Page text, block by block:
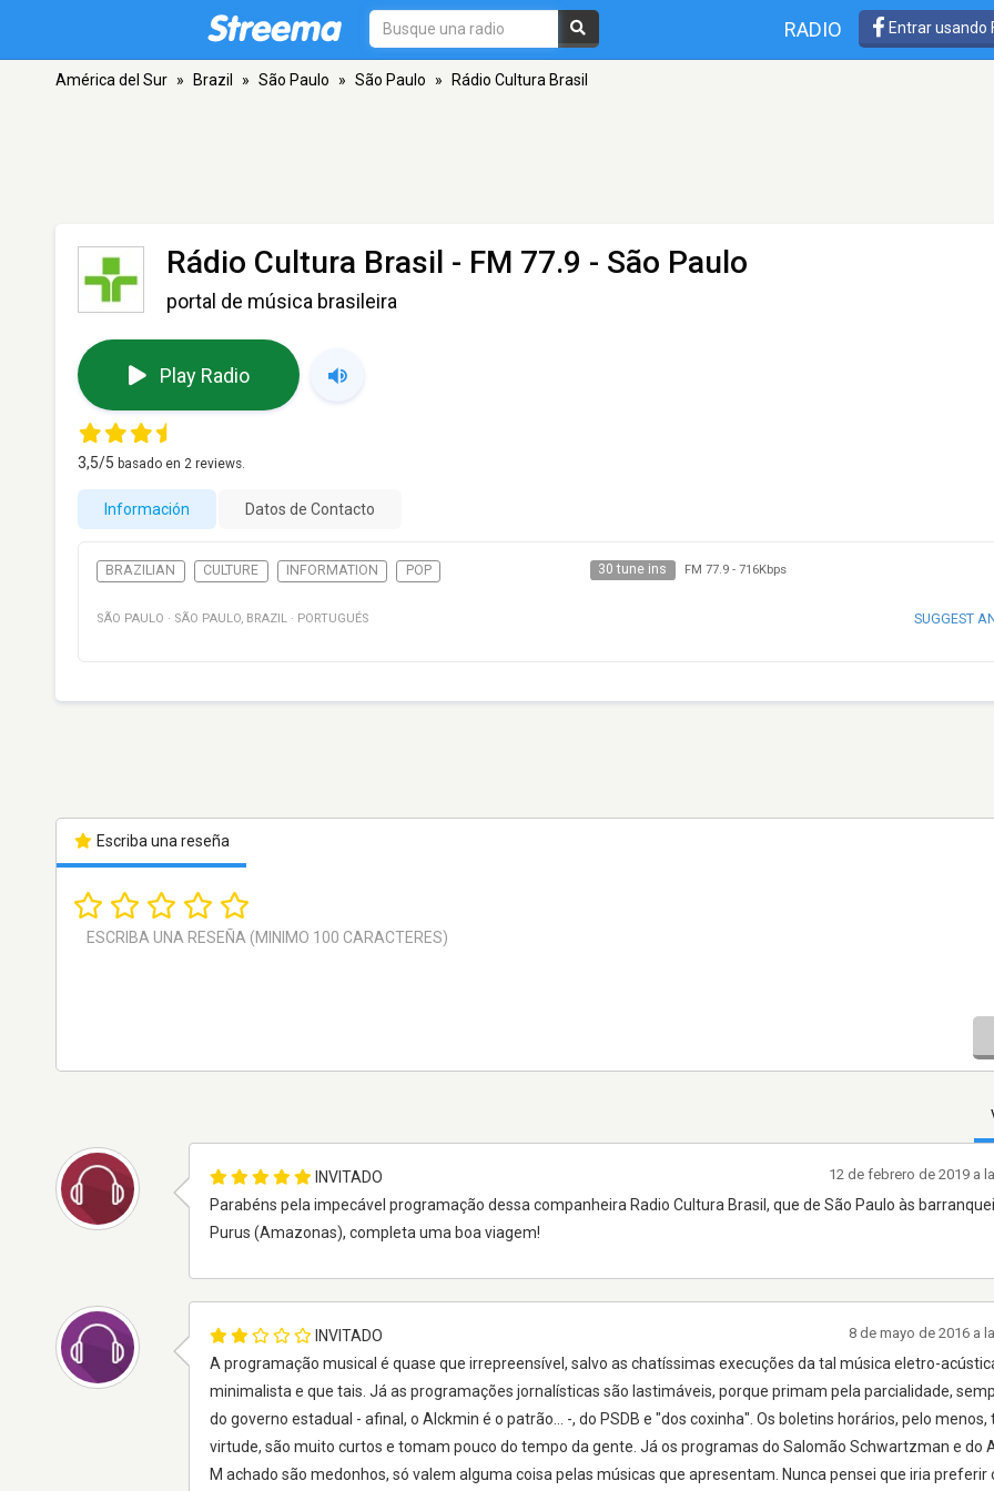
RADIO Entrar usando
América del Sur » Brazil » São Paulo » São Paulo » Rádio Cultura Brasil
Rádio Cultura Brasil - FM 77.9 - São Paulo
portal de música brasileira
Play Radio
3,5/5 basado en 2 reviews.
Información Datos de Contacto
BRAZILIAN CULTURE INFORMATION POP 30 tune ins FM 77.9- 716Kbps
SÃO PAULO · SÃO PAULO, BRAZIL · PORTUGUÉS SUGGEST
Escriba una reseña
INVITADO
Parabéns pela impecável programação dessa companheira Radio Cultura Brasil, que de São Paulo às
Purus (Amazonas), completa uma boa viagem!
12 de febrero de 2019 a
INVITADO
A programação musical é quase que irrepreensível, salvo as chatíssimas execuções da tal música eletro-
minimalista e que tais. Já as programações jornalísticas são lastimáveis, porque primam pela parcialidade,
do governo estadual - afinal, o Alckmin é o patrão... -, do PSDB e "dos coxinha". Os boletins horários, pelo menos,
virtude, são muito curtos e tomam pouco do tempo da gente. Já os programas do Salomão Schwartzman e do
M achado são medonhos, só valem alguma coisa pelas músicas que apresentam. Nunca pensei que iria preferir
8 de mayo de 2016 a